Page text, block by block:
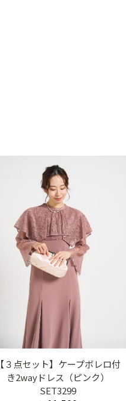
【３点セット】ケープボレロ付
き2wayドレス（ピンク）
SET3299